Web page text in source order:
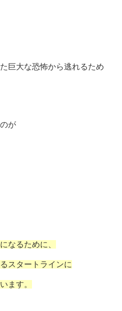
巨大な恐怖から逃れるため
が
なるために、
スタートラインに
ます。